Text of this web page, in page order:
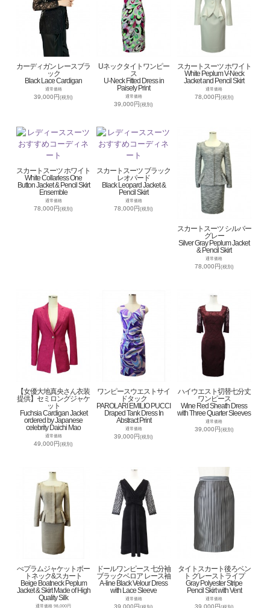
カーディガン レースブラ
ック
Black Lace Cardigan
通常価格
39,000円(税別)
Uネックタイトワンピー
ス
U-Neck Fitted Dress in
Paisely Print
通常価格
39,000円(税別)
スカートスーツ ホワイト
White Peplum V-Neck
Jacket and Pencil Skirt
通常価格
78,000円(税別)
スカートスーツ ホワイト
White Collarless One
Button Jacket & Pencil Skirt
Ensemble
通常価格
78,000円(税別)
スカートスーツ ブラック
レオパード
Black Leopard Jacket &
Pencil Skirt
通常価格
78,000円(税別)
スカートスーツ シルバー
グレー
Silver Gray Peplum Jacket
& Pencil Skirt
通常価格
78,000円(税別)
【女優大地真央さん衣装
提供】セミロングジャケ
ット
Fuchsia Cardigan Jacket
ordered by Japanese
celebrity Daichi Mao
通常価格
49,000円(税別)
ワンピースウエストサイ
ドタック
PAROLARI EMILIO PUCCI
Draped Tank Dress In
Abstract Print
通常価格
39,000円(税別)
ハイウエスト切替七分丈
ワンピース
Wine Red Sheath Dress
with Three Quarter Sleeves
通常価格
39,000円(税別)
ぺプラムジャケットボー
トネック&スカート
Beige Boatneck Peplum
Jacket & Skirt Made of High
Quality Silk
通常価格 98,000円
ドールワンピース 七分袖
ブラックベロア レース袖
A-line Black Velour Dress
with Lace Sleeve
通常価格
39,000円
タイトスカート後ろベン
ト グレーストライプ
Gray Polyester Stripe
Pencil Skirt with Vent
通常価格
39,000円